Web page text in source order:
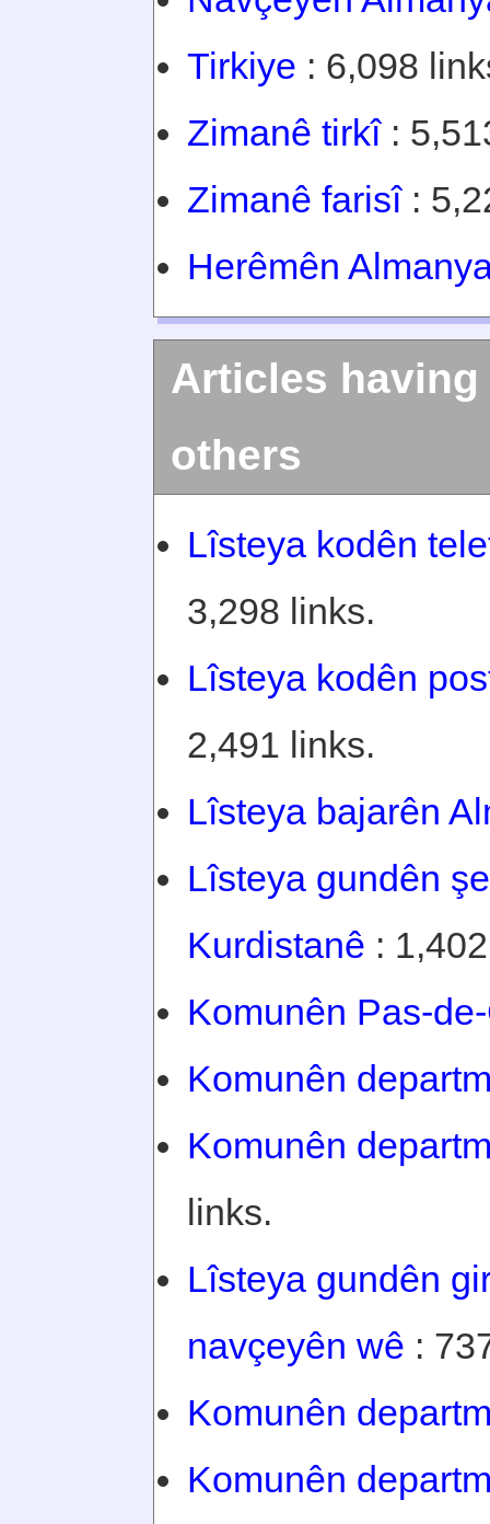
Tirkiye : 6,098
Zimanê tirkî:
Zimanê farisî:
Herêmên
Articles
others
Lîsteya kodên
3,298 links.
Lîsteya kodên
2,491 links.
Lîsteya bajarên
Lîsteya gundên
Kurdistanê :
Komunên Pas-
Komunên
Komunên
links.
Lîsteya gundên
navçeyên wê :
Komunên
Komunên